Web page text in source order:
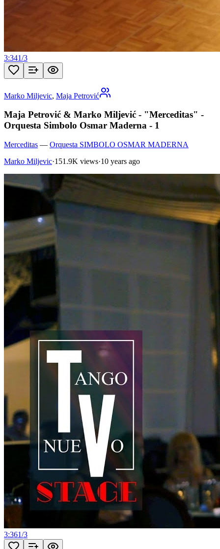
3:341/3
Marko Miljevic, Maja Petrović
Maja Petrović & Marko Miljević - "Merceditas" -
Orquesta Simbolo Osmar Maderna - 1
Merceditas — Orquesta SIMBOLO OSMAR MADERNA
Marko Miljevic·151.9K views·10 years ago
3:361/3